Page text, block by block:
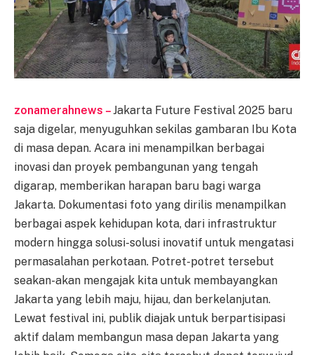
zonamerahnews – Jakarta Future Festival 2025 baru
saja digelar, menyuguhkan sekilas gambaran Ibu Kota
di masa depan. Acara ini menampilkan berbagai
inovasi dan proyek pembangunan yang tengah
digarap, memberikan harapan baru bagi warga
Jakarta. Dokumentasi foto yang dirilis menampilkan
berbagai aspek kehidupan kota, dari infrastruktur
modern hingga solusi-solusi inovatif untuk mengatasi
permasalahan perkotaan. Potret-potret tersebut
seakan-akan mengajak kita untuk membayangkan
Jakarta yang lebih maju, hijau, dan berkelanjutan.
Lewat festival ini, publik diajak untuk berpartisipasi
aktif dalam membangun masa depan Jakarta yang